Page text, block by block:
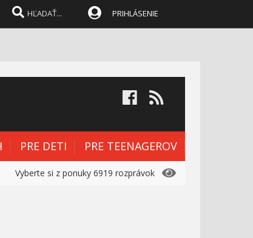
PRIHLÁSENIE
PRE DETI PRE TEENAGEROV
Vyberte si z ponuky 6919 rozprávok